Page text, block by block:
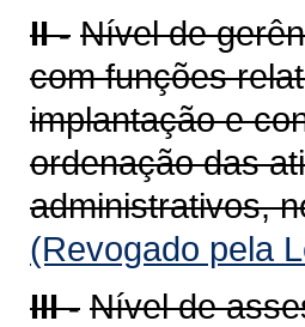
II - Nível de
com funções
implantação e
ordenação das
administrativos,
(Revogado pela
III - Nível de